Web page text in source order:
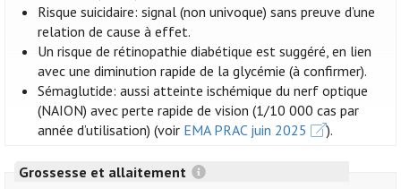
Risque suicidaire: signal (non univoque) sans preuve d’une
relation de cause à effet.
Un risque de rétinopathie diabétique est suggéré, en lien
avec une diminution rapide de la glycémie (à confirmer).
Sémaglutide: aussi atteinte ischémique du nerf optique
(NAION) avec perte rapide de vision (1/10 000 cas par
année d’utilisation) (voir EMA PRAC juin 2025 ).
Grossesse et allaitement